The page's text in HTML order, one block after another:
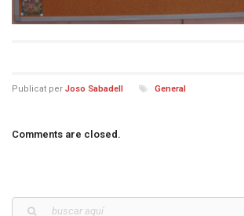
Publicat per Joso Sabadell General
Comments are closed.